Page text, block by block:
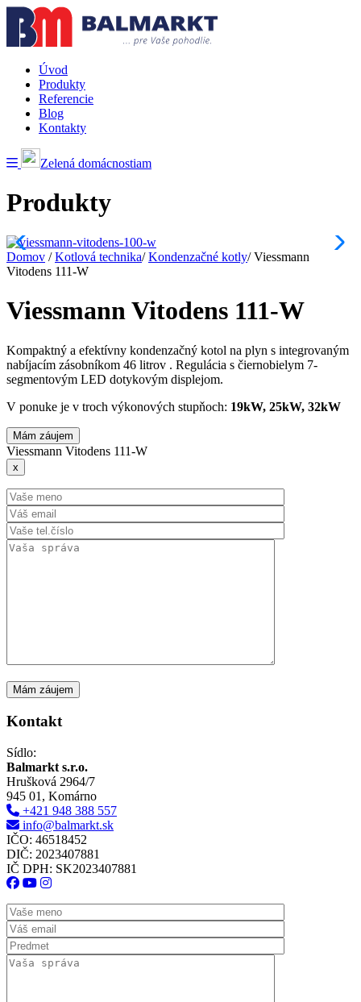
Úvod
Produkty
Referencie
Blog
Kontakty
Zelená domácnostiam
Produkty
Domov / Kotlová technika/ Kondenzačné kotly/ Viessmann
Vitodens 111-W
Viessmann Vitodens 111-W
Kompaktný a efektívny kondenzačný kotol na plyn s integrovaným
nabíjacím zásobníkom 46 litrov . Regulácia s čiernobielym 7-
segmentovým LED dotykovým displejom.
V ponuke je v troch výkonových stupňoch: 19kW, 25kW, 32kW
Mám záujem
Viessmann Vitodens 111-W
x
Kontakt
Sídlo:
Balmarkt s.r.o.
Hrušková 2964/7
945 01, Komárno
+421 948 388 557
info@balmarkt.sk
IČO: 46518452
DIČ: 2023407881
IČ DPH: SK2023407881